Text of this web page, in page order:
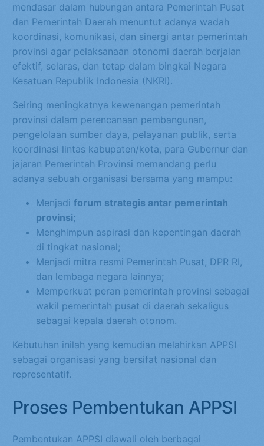
mendasar dalam hubungan antara Pemerintah Pusat
dan Pemerintah Daerah menuntut adanya wadah
koordinasi, komunikasi, dan sinergi antar pemerintah
provinsi agar pelaksanaan otonomi daerah berjalan
efektif, selaras, dan tetap dalam bingkai Negara
Kesatuan Republik Indonesia (NKRI).
Seiring meningkatnya kewenangan pemerintah
provinsi dalam perencanaan pembangunan,
pengelolaan sumber daya, pelayanan publik, serta
koordinasi lintas kabupaten/kota, para Gubernur dan
jajaran Pemerintah Provinsi memandang perlu
adanya sebuah organisasi bersama yang mampu:
Menjadiforum strategis antar pemerintah
provinsi;
Menghimpun aspirasi dan kepentingan daerah
di tingkat nasional;
Menjadi mitra resmi Pemerintah Pusat, DPR RI,
dan lembaga negara lainnya;
Memperkuat peran pemerintah provinsi sebagai
wakil pemerintah pusat di daerah sekaligus
sebagai kepala daerah otonom.
Kebutuhan inilah yang kemudian melahirkan APPSI
sebagai organisasi yang bersifat nasional dan
representatif.
Proses Pembentukan APPSI
Pembentukan APPSI diawali oleh berbagai